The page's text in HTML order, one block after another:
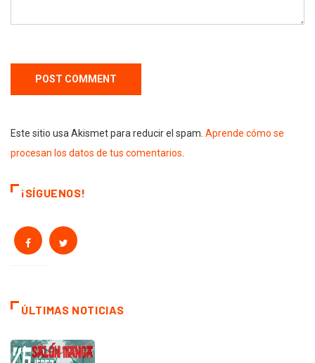
Este sitio usa Akismet para reducir el spam. Aprende cómo se
procesan los datos de tus comentarios
¡SÍGUENOS!
ÚLTIMAS NOTICIAS